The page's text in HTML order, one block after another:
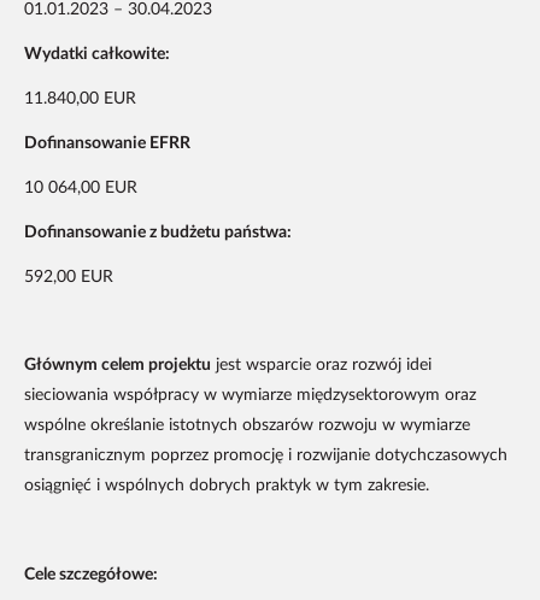
01.01.2023 – 30.04.2023
Wydatki całkowite:
11.840,00 EUR
Dofinansowanie EFRR
10 064,00 EUR
Dofinansowanie z budżetu państwa:
592,00 EUR
Głównym celem projektu jest wsparcie oraz rozwój idei
sieciowania współpracy w wymiarze międzysektorowym oraz
wspólne określanie istotnych obszarów rozwoju w wymiarze
transgranicznym poprzez promocję i rozwijanie dotychczasowych
osiągnięć i wspólnych dobrych praktyk w tym zakresie.
Cele szczegółowe: